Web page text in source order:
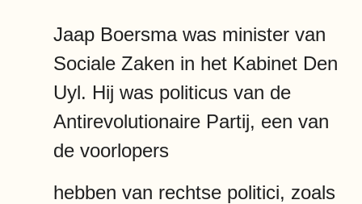
Jaap Boersma was minister van
Sociale Zaken in het Kabinet Den
Uyl. Hij was politicus van de
Antirevolutionaire Partij, een van
de voorlopers
hebben van rechtse politici, zoals